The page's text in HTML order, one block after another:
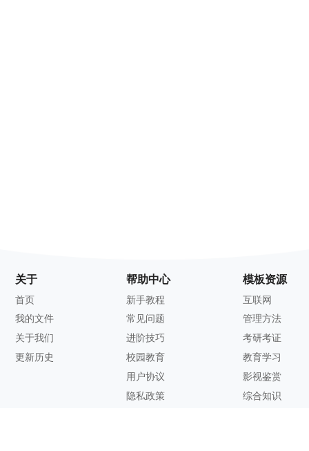
关于
首页
我的文件
关于我们
更新历史
帮助中心
新手教程
常见问题
进阶技巧
校园教育
用户协议
隐私政策
模板资源
互联网
管理方法
考研考证
教育学习
影视鉴赏
综合知识